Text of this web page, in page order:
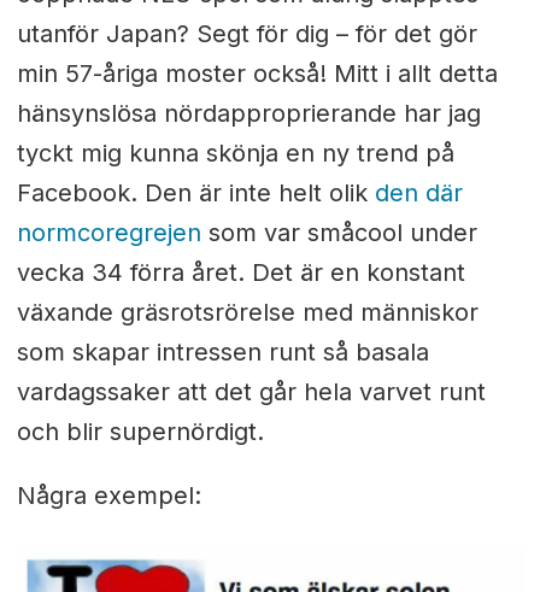
utanför Japan? Segt för dig – för det gör
min 57-åriga moster också! Mitt i allt detta
hänsynslösa nördapproprierande har jag
tyckt mig kunna skönja en ny trend på
Facebook. Den är inte helt olik den där
normcoregrejen som var småcool under
vecka 34 förra året. Det är en konstant
växande gräsrotsrörelse med människor
som skapar intressen runt så basala
vardagssaker att det går hela varvet runt
och blir supernördigt.
Några exempel: